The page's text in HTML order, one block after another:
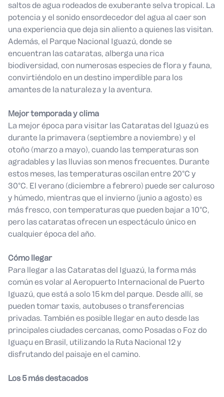
saltos de agua rodeados de exuberante selva tropical. La
potencia y el sonido ensordecedor del agua al caer son
una experiencia que deja sin aliento a quienes las visitan.
Además, el Parque Nacional Iguazú, donde se
encuentran las cataratas, alberga una rica
biodiversidad, con numerosas especies de flora y fauna,
convirtiéndolo en un destino imperdible para los
amantes de la naturaleza y la aventura.
Mejor temporada y clima
La mejor época para visitar las Cataratas del Iguazú es
durante la primavera (septiembre a noviembre) y el
otoño (marzo a mayo), cuando las temperaturas son
agradables y las lluvias son menos frecuentes. Durante
estos meses, las temperaturas oscilan entre 20°C y
30°C. El verano (diciembre a febrero) puede ser caluroso
y húmedo, mientras que el invierno (junio a agosto) es
más fresco, con temperaturas que pueden bajar a 10°C,
pero las cataratas ofrecen un espectáculo único en
cualquier época del año.
Cómo llegar
Para llegar a las Cataratas del Iguazú, la forma más
común es volar al Aeropuerto Internacional de Puerto
Iguazú, que está a solo 15 km del parque. Desde allí, se
pueden tomar taxis, autobuses o transferencias
privadas. También es posible llegar en auto desde las
principales ciudades cercanas, como Posadas o Foz do
Iguaçu en Brasil, utilizando la Ruta Nacional 12 y
disfrutando del paisaje en el camino.
Los 5 más destacados